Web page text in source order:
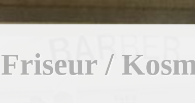
Zum
Friseur /